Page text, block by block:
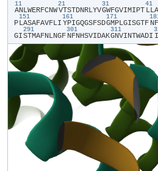
11
​A​​N​​L​​W​​E​​R​​F​​C​​N​​W​
21
​V​​T​​S​​T​​D​​N​​R​​L​​Y​​V​
31
​G​​W​​F​​G​​V​​I​​M​​I​​P​​T​ ​L​​L​​A​
P​
151
​L​​A​​S​​A​​F​​A​​V​​F​​L​​I​
161
​Y​​P​​I​​G​​Q​​G​​S​​F​​S​​D​
171
​G​​M​​P​​L​​G​​I​​S​​G​​T​​F​ ​N​​F​
G​​I​
291
​S​​T​​M​​A​​F​​N​​L​​N​​G​​F​
301
​N​​F​​N​​H​​S​​V​​I​​D​​A​​K​
311
​G​​N​​V​​I​​N​​T​​W​​A​​D​​I​ ​I​